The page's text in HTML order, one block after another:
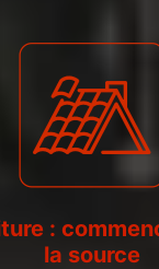
:
la source